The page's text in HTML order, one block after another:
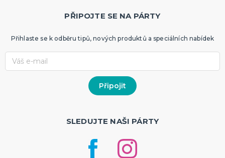
PŘIPOJTE SE NA PÁRTY
Přihlaste se k odběru tipů, nových produktů a speciálních nabídek
SLEDUJTE NAŠI PÁRTY